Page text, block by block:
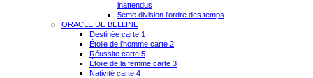
inattendus
5eme division l'ordre des temps
ORACLE DE BELLINE
Destinée carte 1
Étoile de l'homme carte 2
Réussite carte 5
Étoile de la femme carte 3
Nativité carte 4